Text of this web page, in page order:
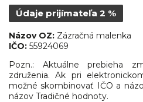
Údaje prijímateľa 2 %
Názov OZ: Zázračná malenka
IČO: 55924069
Pozn.: Aktuálne prebieha
združenia. Ak pri
možné skombinovať IČO a
názov Tradičné hodnoty.